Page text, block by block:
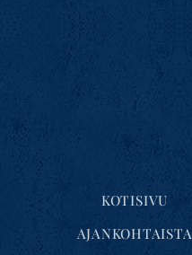
KOTISIVU
AJANKOHTAISTA